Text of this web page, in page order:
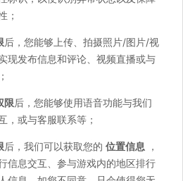
；
后，您能够上传、拍摄照片/图片/视
现发布信息和评论、视频直播或与
限后，您能够使用语音功能与我们
，或与客服联系等；
后，我们可以获取您的 位置信息 ，
信息交互、参与游戏内的地区排行